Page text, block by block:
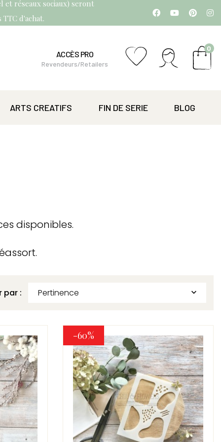
et réseaux sociaux) seront
d'achat.
ACCÈS PRO
Revendeurs/Retailers
0
ARTS CREATIFS FIN DE SERIE BLOG
disponibles.
par : Pertinence 
-60%